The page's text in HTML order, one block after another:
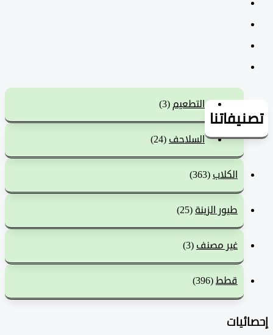
التطعيم(3)
السلاحف(24)
الكلاب(363)
طيور الزينة(25)
غير مصنف(3)
قطط (396)